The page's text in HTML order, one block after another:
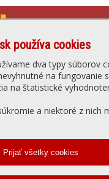
používa cookies
dva typy súborov
na fungovanie
na štatistické
a niektoré z nich
-